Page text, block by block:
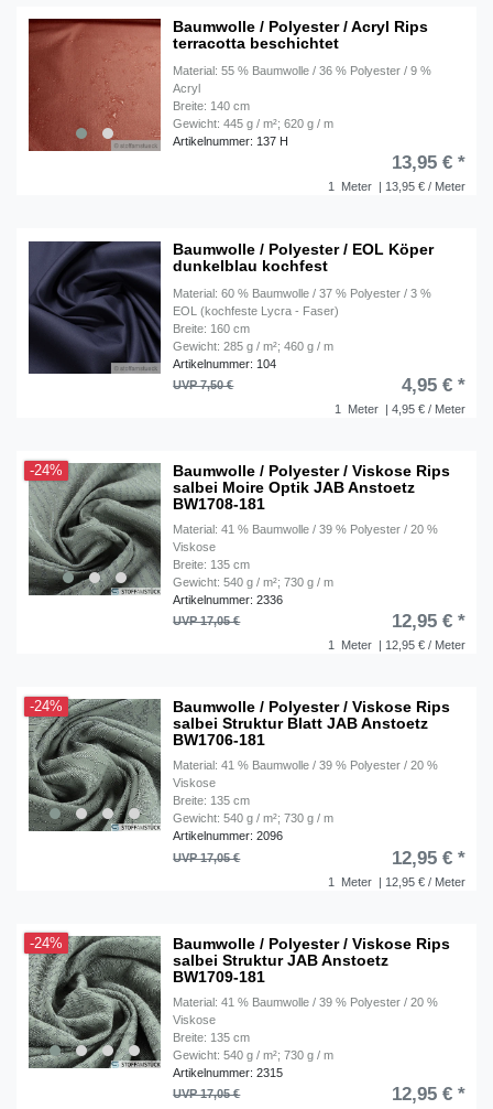
Baumwolle / Polyester / Acryl Rips
terracotta beschichtet
Material: 55 % Baumwolle / 36 % Polyester / 9 %
Acryl
Breite: 140 cm
Gewicht: 445 g / m²; 620 g / m
Artikelnummer: 137 H
1 Meter | 13,95 € / Meter
13,95 € *
Baumwolle / Polyester / EOL Köper
dunkelblau kochfest
Material: 60 % Baumwolle / 37 % Polyester / 3 %
EOL (kochfeste Lycra - Faser)
Breite: 160 cm
Gewicht: 285 g / m²; 460 g / m
Artikelnummer: 104
1 Meter | 4,95 € / Meter
UVP 7,50 € 4,95 € *
-24%
Baumwolle / Polyester / Viskose Rips
salbei Moire Optik JAB Anstoetz
BW1708-181
Material: 41 % Baumwolle / 39 % Polyester / 20 %
Viskose
Breite: 135 cm
Gewicht: 540 g / m²; 730 g / m
Artikelnummer: 2336
1 Meter | 12,95 € / Meter
UVP 17,05 € 12,95 € *
-24%
Baumwolle / Polyester / Viskose Rips
salbei Struktur Blatt JAB Anstoetz
BW1706-181
Material: 41 % Baumwolle / 39 % Polyester / 20 %
Viskose
Breite: 135 cm
Gewicht: 540 g / m²; 730 g / m
Artikelnummer: 2096
1 Meter | 12,95 € / Meter
UVP 17,05 € 12,95 € *
-24%
Baumwolle / Polyester / Viskose Rips
salbei Struktur JAB Anstoetz
BW1709-181
Material: 41 % Baumwolle / 39 % Polyester / 20 %
Viskose
Breite: 135 cm
Gewicht: 540 g / m²; 730 g / m
Artikelnummer: 2315
UVP 17,05 € 12,95 € *